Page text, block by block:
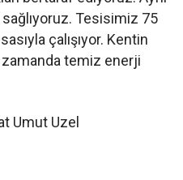
Tesisimiz 75
çalışıyor. Kentin
temiz enerji
Umut Uzel